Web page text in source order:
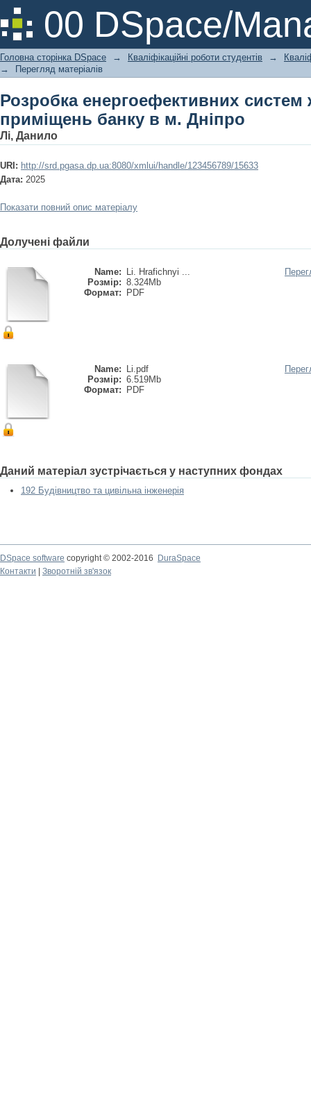
00 DSpace/
Розробка енергоефективних
Дніпро
Головна сторінка DSpace → Кваліфікаційні роботи студентів →
→
Перегляд матеріалів
Розробка енергоефективних систем
приміщень банку в м. Дніпро
Лі, Данило
URI: http://srd.pgasa.dp.ua:8080/xmlui/handle/123456789/15633
Дата: 2025
Показати повний опис матеріалу
Долучені файли
Name:
Li. Hrafichnyi ...
Розмір: 8.324Mb
Формат:
PDF
Name:
Li.pdf
Розмір: 6.519Mb
Формат:
PDF
Даний матеріал зустрічається у наступних фондах
192 Будівництво та цивільна інженерія
DSpace software copyright © 2002-2016
DuraSpace
Контакти
Зворотній зв'язок